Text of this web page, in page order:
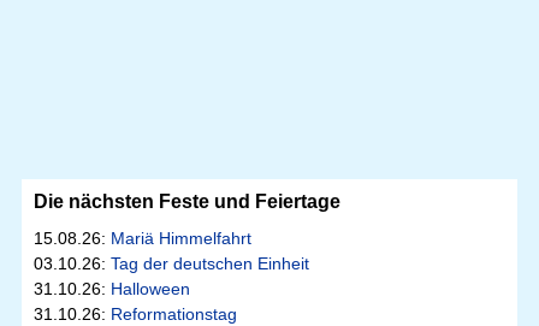
Die nächsten Feste und Feiertage
15.08.26: Mariä Himmelfahrt
03.10.26: Tag der deutschen Einheit
31.10.26: Halloween
31.10.26: Reformationstag